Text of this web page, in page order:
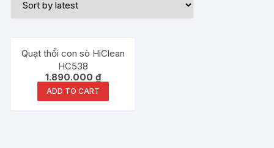
Quạt thổi con sò HiClean
HC538
1.890.000 ₫
ADD TO CART